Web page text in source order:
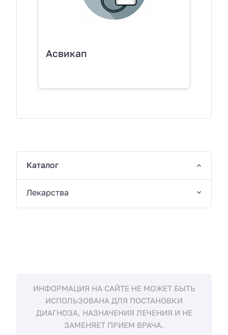
Асвикап
Каталог
Лекарства
ИНФОРМАЦИЯ НА САЙТЕ НЕ МОЖЕТ БЫТЬ
ИСПОЛЬЗОВАНА ДЛЯ ПОСТАНОВКИ
ДИАГНОЗА, НАЗНАЧЕНИЯ ЛЕЧЕНИЯ И НЕ
ЗАМЕНЯЕТ ПРИЕМ ВРАЧА.